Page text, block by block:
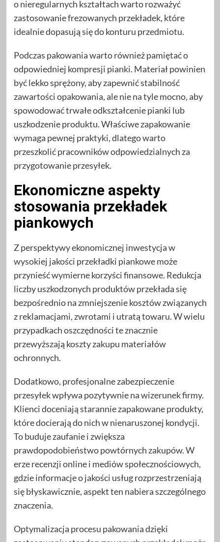
o nieregularnych kształtach warto rozważyć
zastosowanie frezowanych przekładek, które
idealnie dopasują się do konturu przedmiotu.
Podczas pakowania warto również pamiętać o
odpowiedniej kompresji pianki. Materiał powinien
być lekko sprężony, aby zapewnić stabilność
zawartości opakowania, ale nie na tyle mocno, aby
spowodować trwałe odkształcenie pianki lub
uszkodzenie produktu. Właściwe zapakowanie
wymaga pewnej praktyki, dlatego warto
przeszkolić pracowników odpowiedzialnych za
przygotowanie przesyłek.
Ekonomiczne aspekty
stosowania przekładek
piankowych
Z perspektywy ekonomicznej inwestycja w
wysokiej jakości przekładki piankowe może
przynieść wymierne korzyści finansowe. Redukcja
liczby uszkodzonych produktów przekłada się
bezpośrednio na zmniejszenie kosztów związanych
z reklamacjami, zwrotami i utratą towaru. W wielu
przypadkach oszczędności te znacznie
przewyższają koszty zakupu materiałów
ochronnych.
Dodatkowo, profesjonalne zabezpieczenie
przesyłek wpływa pozytywnie na wizerunek firmy.
Klienci doceniają starannie zapakowane produkty,
które docierają do nich w nienaruszonej kondycji.
To buduje zaufanie i zwiększa
prawdopodobieństwo powtórnych zakupów. W
erze recenzji online i mediów społecznościowych,
gdzie informacje o jakości usług rozprzestrzeniają
się błyskawicznie, aspekt ten nabiera szczególnego
znaczenia.
Optymalizacja procesu pakowania dzięki